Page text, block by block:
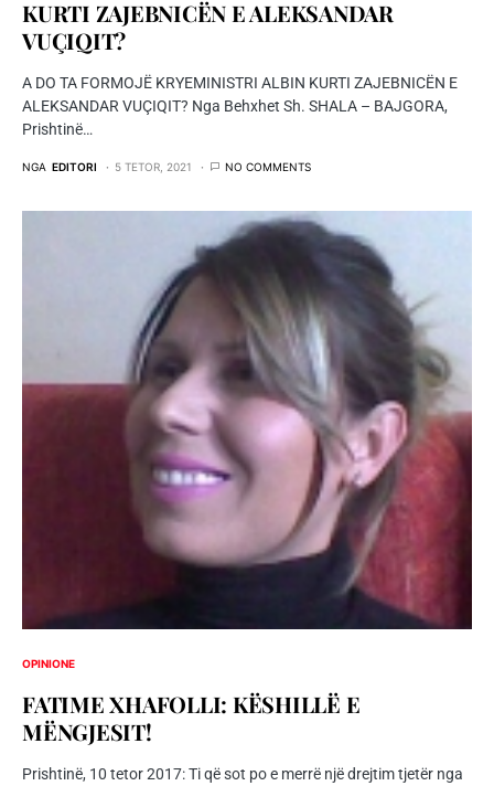
KURTI ZAJEBNICËN E ALEKSANDAR
VUÇIQIT?
A DO TA FORMOJË KRYEMINISTRI ALBIN KURTI ZAJEBNICËN E
ALEKSANDAR VUÇIQIT? Nga Behxhet Sh. SHALA – BAJGORA,
Prishtinë…
NGA EDITORI 5 TETOR, 2021 NO COMMENTS
OPINIONE
FATIME XHAFOLLI: KËSHILLË E
MËNGJESIT!
Prishtinë, 10 tetor 2017: Ti që sot po e merrë një drejtim tjetër nga